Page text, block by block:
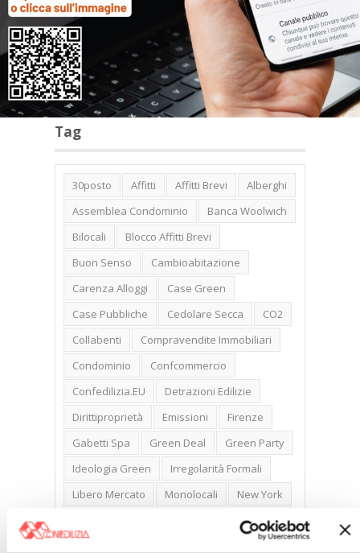
Categorie
Tag
30posto Affitti Affitti Brevi
Alberghi
Assemblea Condominio
Banca Woolwich
Bilocali
Blocco Affitti Brevi
Buon Senso
Cambioabitazione
Carenza Alloggi
Case Green
Case Pubbliche
Cedolare Secca
CO2
Collabenti
Compravendite Immobiliari
Condominio
Confcommercio
Confedilizia.EU
Detrazioni Edilizie
Dirittiproprietà
Emissioni
Firenze
Gabetti Spa
Green Deal
Green Party
Ideologia Green
Irregolarità Formali
Libero Mercato
Monolocali
New York